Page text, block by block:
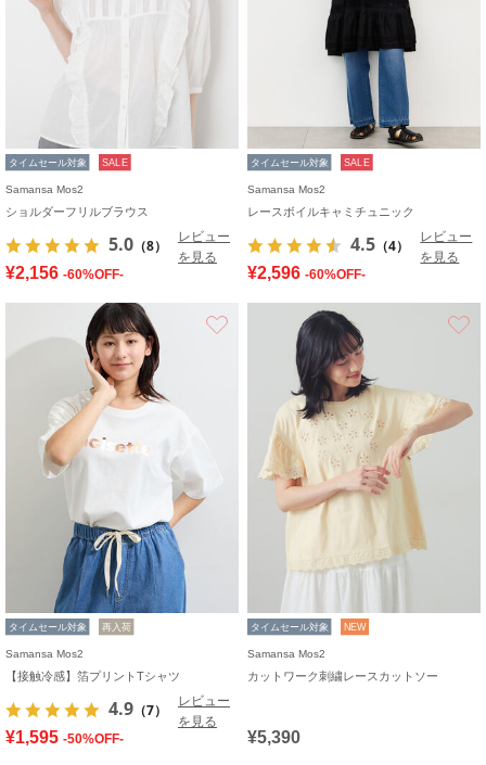
タイムセール対象 SALE
Samansa Mos2
ショルダーフリルブラウス
5.0 （8）
レビュー
を見る
¥2,156 -60%OFF-
タイムセール対象 SALE
Samansa Mos2
レースボイルキャミチュニック
4.5 （4）
レビュー
を見る
¥2,596 -60%OFF-
タイムセール対象 再入荷
Samansa Mos2
【接触冷感】箔プリントTシャツ
4.9 （7）
レビュー
を見る
¥1,595 -50%OFF-
タイムセール対象 NEW
Samansa Mos2
カットワーク刺繍レースカットソー
¥5,390